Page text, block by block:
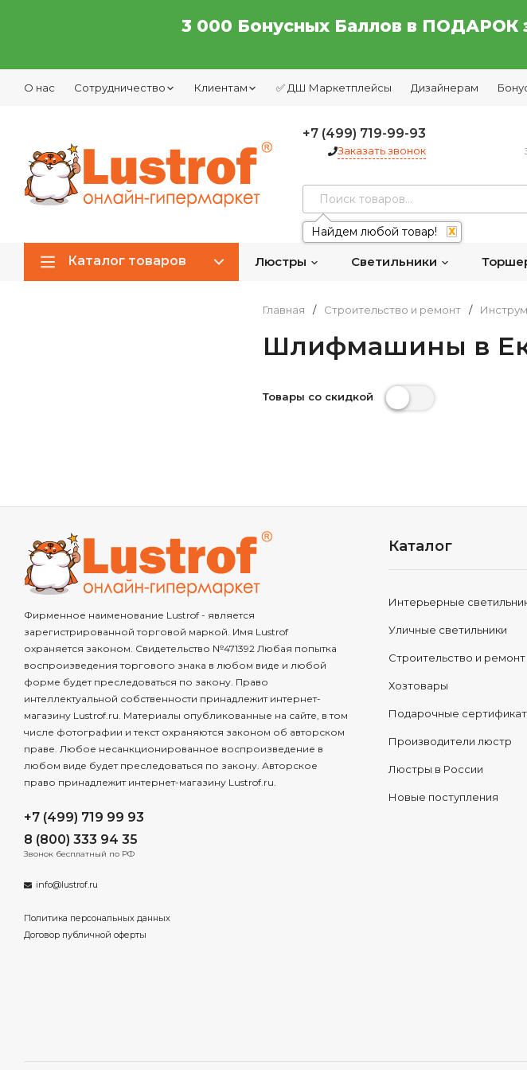
3 000 Бонусных Баллов в ПОДАРОК
О нас Сотрудничество Клиентам ✅ ДШ Маркетплейсы Дизайнерам
+7 (499) 719-99-93
Заказать звонок
Найдем любой товар! X
Каталог товаров Люстры Светильники
Главная / Строительство и ремонт /
Шлифмашины в
Товары со скидкой
Фирменное наименование Lustrof - является
зарегистрированной торговой маркой. Имя Lustrof
охраняется законом. Свидетельство №471392 Любая попытка
воспроизведения торгового знака в любом виде и любой
форме будет преследоваться по закону. Право
интеллектуальной собственности принадлежит интернет-
магазину Lustrof.ru. Материалы опубликованные на сайте, в том
числе фотографии и текст охраняются законом об авторском
праве. Любое несанкционированное воспроизведение в
любом виде будет преследоваться по закону. Авторское
право принадлежит интернет-магазину Lustrof.ru.
+7 (499) 719 99 93
8 (800) 333 94 35
Звонок бесплатный по РФ
info@lustrof.ru
Политика персональных данных
Договор публичной оферты
Каталог
Интерьерные
Уличные светильники
Строительство и ремонт
Хозтовары
Подарочные
Производители люстр
Люстры в России
Новые поступления